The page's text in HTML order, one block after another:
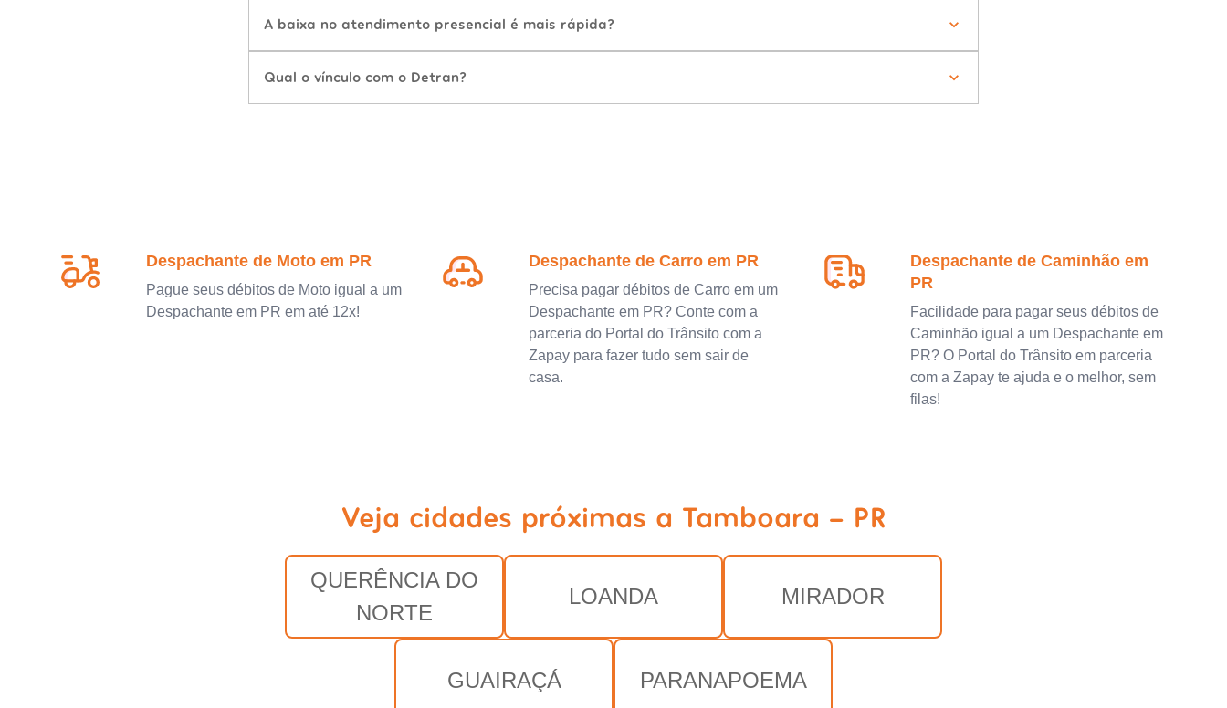
A baixa no atendimento presencial é mais rápida?
Qual o vínculo com o Detran?
Despachante de Moto em PR
Pague seus débitos de Moto igual a um
Despachante em PR em até 12x!
Despachante de Carro em PR
Precisa pagar débitos de Carro em um
Despachante em PR? Conte com a
parceria do Portal do Trânsito com a
Zapay para fazer tudo sem sair de
casa.
Despachante de Caminhão em
PR
Facilidade para pagar seus débitos de
Caminhão igual a um Despachante em
PR? O Portal do Trânsito em parceria
com a Zapay te ajuda e o melhor, sem
filas!
Veja cidades próximas a Tamboara - PR
QUERÊNCIA DO
NORTE
LOANDA MIRADOR
GUAIRAÇÁ PARANAPOEMA